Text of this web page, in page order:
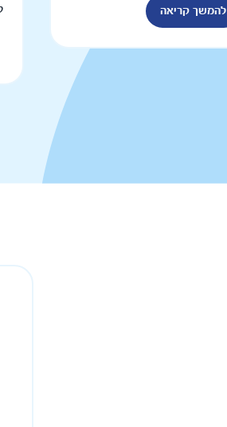
להמשך קריאה